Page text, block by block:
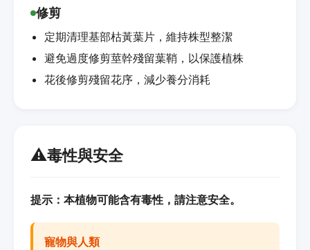
修剪
定期清理基部枯黃葉片，維持株型整潔
避免過度修剪莖幹殘留葉鞘，以保護植株
花後修剪殘留花序，減少養分消耗
⚠️毒性與安全
提示：本植物可能含有毒性，請注意安全。
寵物與人類